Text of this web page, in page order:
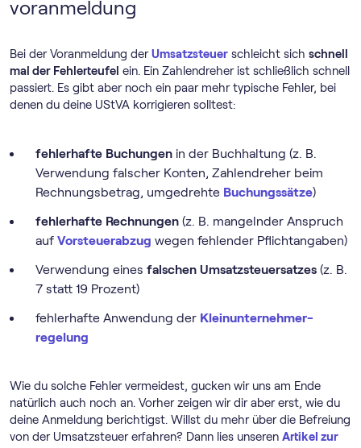
voranmeldung
Bei der Voranmeldung derUmsatzsteuer schleicht sich schnell
mal der Fehlerteufel ein. Ein Zahlendreher ist schließlich schnell
passiert. Es gibt aber noch ein paar mehr typische Fehler, bei
denen du deine UStVA korrigieren solltest:
fehlerhafte Buchungen in der Buchhaltung (z. B.
Verwendung falscher Konten, Zahlendreher beim
Rechnungsbetrag, umgedrehte Buchungssätze)
fehlerhafte Rechnungen (z. B. mangelnder Anspruch
auf Vorsteuerabzug wegen fehlender Pflichtangaben)
Verwendung eines falschen Umsatzsteuersatzes (z. B.
7 statt 19 Prozent)
fehlerhafte Anwendung der Klein­unternehmer­
regelung
Wie du solche Fehler vermeidest, gucken wir uns am Ende
natürlich auch noch an. Vorher zeigen wir dir aber erst, wie du
deine Anmeldung berichtigst. Willst du mehr über die Befreiung
von der Umsatzsteuer erfahren? Dann lies unseren Artikel zur